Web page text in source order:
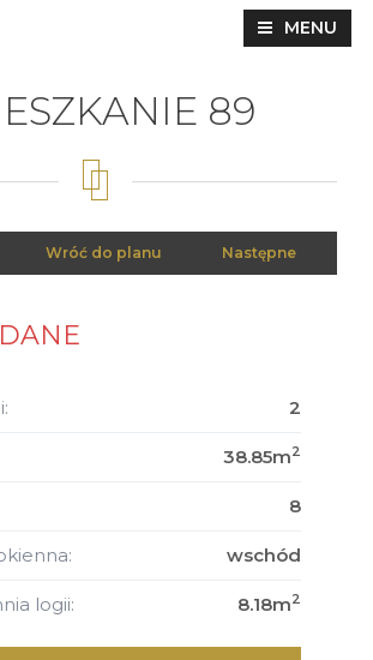
MENU
89
Wróć do planu Następne
2
38.85m2
8
wschód
logii: 8.18m2